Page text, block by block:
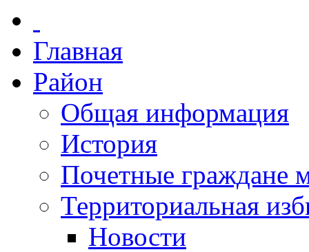
Главная
Район
Общая информация
История
Почетные граждане
Территориальная
Новости